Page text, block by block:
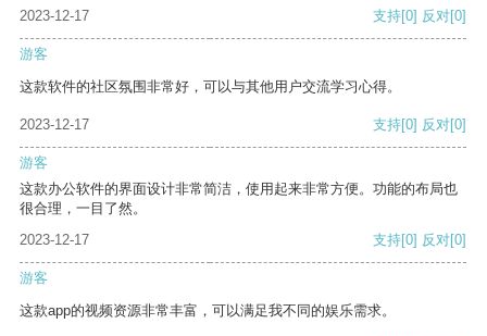
2023-12-17 支持[0] 反对[0]
游客
这款软件的社区氛围非常好，可以与其他用户交流学习心得。
2023-12-17 支持[0] 反对[0]
游客
这款办公软件的界面设计非常简洁，使用起来非常方便。功能的布局也
很合理，一目了然。
2023-12-17
支持[0] 反对[0]
游客
这款app的视频资源非常丰富，可以满足我不同的娱乐需求。